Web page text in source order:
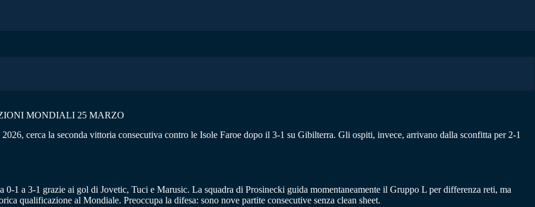
MONDIALI 25 MARZO
cerca la seconda vittoria consecutiva contro le Isole Faroe dopo il 3-1 su Gibilterra. Gli ospiti, invece, arrivano dalla sconfitta per 2-1
1 a 3-1 grazie ai gol di Jovetic, Tuci e Marusic. La squadra di Prosinecki guida momentaneamente il Gruppo L per differenza reti, ma
qualificazione al Mondiale. Preoccupa la difesa: sono nove partite consecutive senza clean sheet.